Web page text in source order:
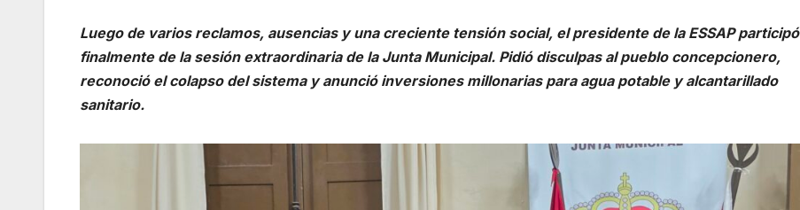
Luego de varios reclamos, ausencias y una creciente tensión social, el presidente de la ESSAP participó
finalmente de la sesión extraordinaria de la Junta Municipal. Pidió disculpas al pueblo concepcionero,
reconoció el colapso del sistema y anunció inversiones millonarias para agua potable y alcantarillado
sanitario.